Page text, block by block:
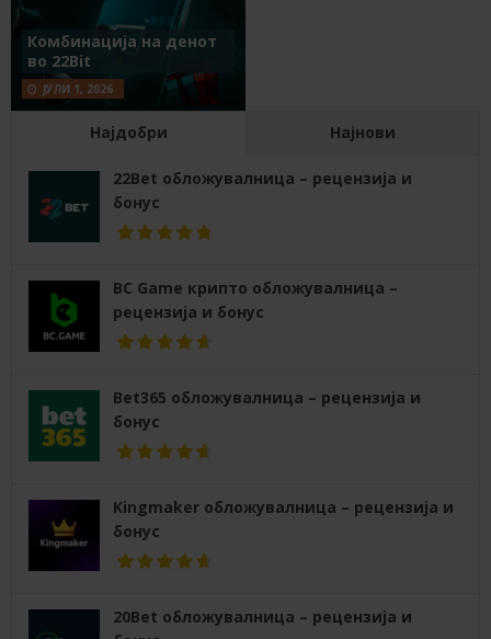
Комбинација на денот
во 22Bit
ЈУЛИ 1, 2026
Најдобри Најнови
22Bet обложувалница – рецензија и
бонус
BC Game крипто обложувалница –
рецензија и бонус
Bet365 обложувалница – рецензија и
бонус
Kingmaker обложувалница – рецензија и
бонус
20Bet обложувалница – рецензија и